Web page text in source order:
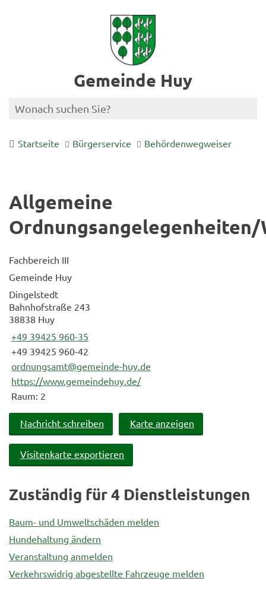
Gemeinde Huy
Startseite Bürgerservice Behördenwegweiser
Allgemeine
Ordnungsangelegenheiten/
Fachbereich III
Gemeinde Huy
Dingelstedt
Bahnhofstraße 243
38838 Huy
+49 39425 960-35
+49 39425 960-42
ordnungsamt@gemeinde-huy.de
https://www.gemeindehuy.de/
Raum: 2
Nachricht schreiben Karte anzeigen
Visitenkarte exportieren
Zuständig für 4 Dienstleistungen
Baum- und Umweltschäden melden
Hundehaltung ändern
Veranstaltung anmelden
Verkehrswidrig abgestellte Fahrzeuge melden